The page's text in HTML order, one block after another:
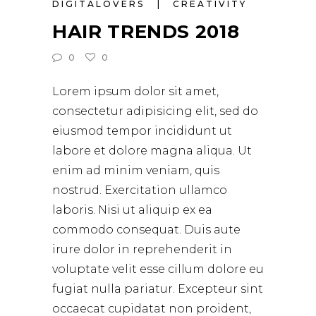
DIGITALOVERS CREATIVITY
HAIR TRENDS 2018
0 0
Lorem ipsum dolor sit amet,
consectetur adipisicing elit, sed do
eiusmod tempor incididunt ut
labore et dolore magna aliqua. Ut
enim ad minim veniam, quis
nostrud. Exercitation ullamco
laboris. Nisi ut aliquip ex ea
commodo consequat. Duis aute
irure dolor in reprehenderit in
voluptate velit esse cillum dolore eu
fugiat nulla pariatur. Excepteur sint
occaecat cupidatat non proident,